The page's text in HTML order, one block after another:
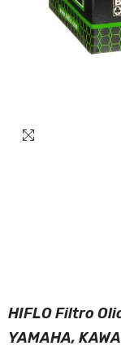
HIFLO Filtro
YAMAHA,